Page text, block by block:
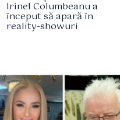
Irinel Columbeanu a
început să apară în
reality-showuri